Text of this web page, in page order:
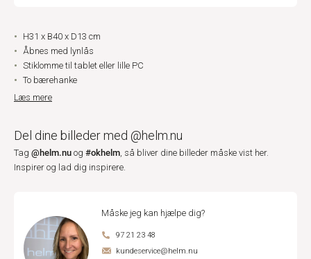
H31 x B40 x D13 cm
Åbnes med lynlås
Stiklomme til tablet eller lille PC
To bærehanke
Læs mere
Del dine billeder med @helm.nu
Tag @helm.nu og #okhelm, så bliver dine billeder måske vist her.
Inspirer og lad dig inspirere.
Måske jeg kan hjælpe dig?
97 21 23 48
kundeservice@helm.nu